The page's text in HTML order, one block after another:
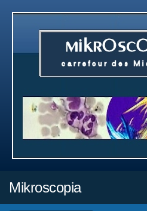
Mikroscopia